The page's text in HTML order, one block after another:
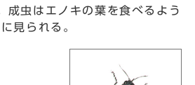
成虫はエノキの葉を食べるよう
見られる。